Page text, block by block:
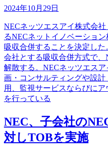
2024年10月29日
NECネッツエスアイ株式会社
るNECネットイノベーショ
吸収合併することを決定し
会社とする吸収合併方式で
解散する。NECネッツエス
画・コンサルティングや設
用、監視サービスならびに
を行っている
NEC、子会社の
対しTOBを実施